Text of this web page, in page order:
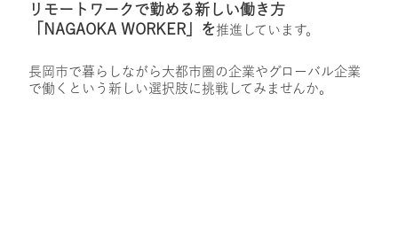
リモートワークで勤める新しい働き方
「NAGAOKA WORKER」を推進して います。
長岡市で暮らしながら大都市圏の企業やグローバル企業
で働くという新しい選択肢に挑戦してみませんか。